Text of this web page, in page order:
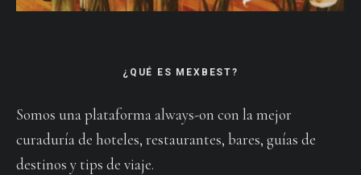
¿QUÉ ES MEXBEST?
Somos una plataforma always-on con la mejor
curaduría de hoteles, restaurantes, bares, guías de
destinos y tips de viaje.